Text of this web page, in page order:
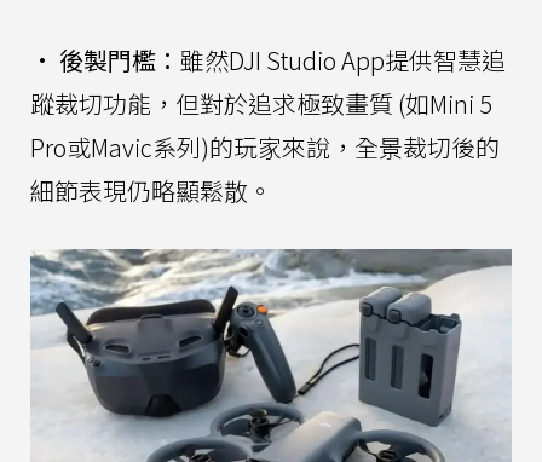
• 後製門檻： 雖然DJI Studio App提供智慧追
蹤裁切功能，但對於追求極致畫質 (如Mini 5
Pro或Mavic系列)的玩家來說，全景裁切後的
細節表現仍略顯鬆散。